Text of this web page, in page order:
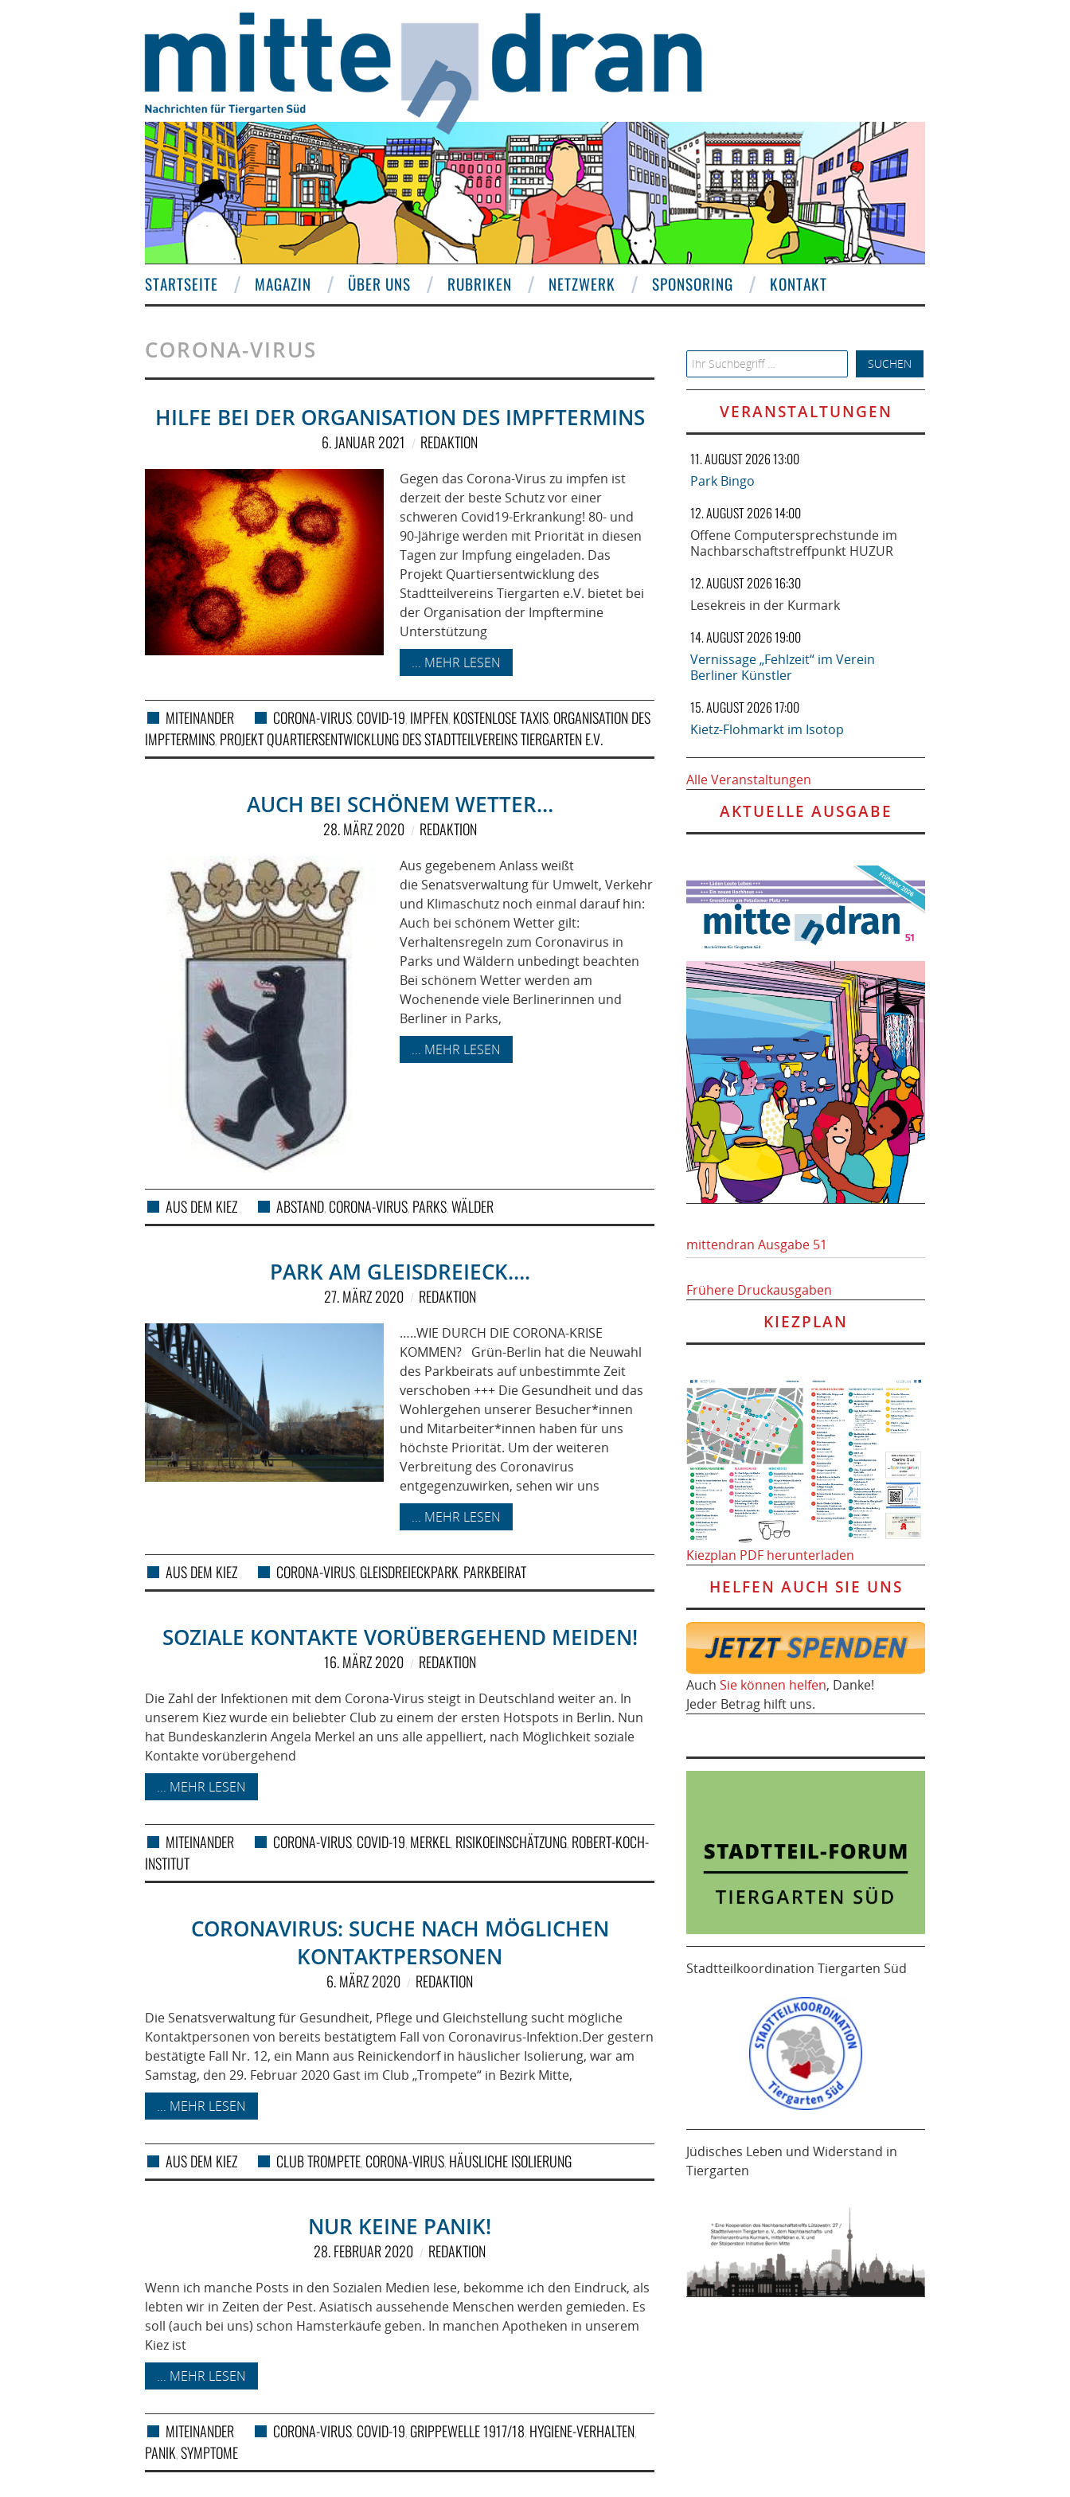
STARTSEITE MAGAZIN ÜBER UNS RUBRIKEN NETZWERK SPONSORING KONTAKT
CORONA-VIRUS
HILFE BEI DER ORGANISATION DES IMPFTERMINS
6. JANUAR 2021 REDAKTION
Gegen das Corona-Virus zu impfen ist
derzeit der beste Schutz vor einer
schweren Covid19-Erkrankung! 80- und
90-Jährige werden mit Priorität in diesen
Tagen zur Impfung eingeladen. Das
Projekt Quartiersentwicklung des
Stadtteilvereins Tiergarten e.V. bietet bei
der Organisation der Impftermine
Unterstützung
... MEHR LESEN
MITEINANDER CORONA-VIRUS, COVID-19, IMPFEN, KOSTENLOSE TAXIS, ORGANISATION DES
IMPFTERMINS, PROJEKT QUARTIERSENTWICKLUNG DES STADTTEILVEREINS TIERGARTEN E.V.
AUCH BEI SCHÖNEM WETTER…
28. MÄRZ 2020 REDAKTION
Aus gegebenem Anlass weißt
die Senatsverwaltung für Umwelt, Verkehr
und Klimaschutz noch einmal darauf hin:
Auch bei schönem Wetter gilt:
Verhaltensregeln zum Coronavirus in
Parks und Wäldern unbedingt beachten
Bei schönem Wetter werden am
Wochenende viele Berlinerinnen und
Berliner in Parks,
... MEHR LESEN
AUS DEM KIEZ ABSTAND, CORONA-VIRUS, PARKS,WÄLDER
PARK AM GLEISDREIECK….
27. MÄRZ 2020 REDAKTION
…..WIE DURCH DIE CORONA-KRISE
KOMMEN? Grün-Berlin hat die Neuwahl
des Parkbeirats auf unbestimmte Zeit
verschoben +++ Die Gesundheit und das
Wohlergehen unserer Besucher*innen
und Mitarbeiter*innen haben für uns
höchste Priorität. Um der weiteren
Verbreitung des Coronavirus
entgegenzuwirken, sehen wir uns
... MEHR LESEN
AUS DEM KIEZ CORONA-VIRUS, GLEISDREIECKPARK, PARKBEIRAT
SOZIALE KONTAKTE VORÜBERGEHEND MEIDEN!
16. MÄRZ 2020 REDAKTION
Die Zahl der Infektionen mit dem Corona-Virus steigt in Deutschland weiter an. In
unserem Kiez wurde ein beliebter Club zu einem der ersten Hotspots in Berlin. Nun
hat Bundeskanzlerin Angela Merkel an uns alle appelliert, nach Möglichkeit soziale
Kontakte vorübergehend
... MEHR LESEN
MITEINANDER CORONA-VIRUS, COVID-19, MERKEL , RISIKOEINSCHÄTZUNG, ROBERT-KOCH-
INSTITUT
CORONAVIRUS: SUCHE NACH MÖGLICHEN
KONTAKTPERSONEN
6. MÄRZ 2020 REDAKTION
Die Senatsverwaltung für Gesundheit, Pflege und Gleichstellung sucht mögliche
Kontaktpersonen von bereits bestätigtem Fall von Coronavirus-Infektion.Der gestern
bestätigte Fall Nr. 12, ein Mann aus Reinickendorf in häuslicher Isolierung, war am
Samstag, den 29. Februar 2020 Gast im Club „Trompete“ in Bezirk Mitte,
... MEHR LESEN
AUS DEM KIEZ CLUB TROMPETE, CORONA-VIRUS, HÄUSLICHE ISOLIERUNG
NUR KEINE PANIK!
28. FEBRUAR 2020 REDAKTION
Wenn ich manche Posts in den Sozialen Medien lese, bekomme ich den Eindruck, als
lebten wir in Zeiten der Pest. Asiatisch aussehende Menschen werden gemieden. Es
soll (auch bei uns) schon Hamsterkäufe geben. In manchen Apotheken in unserem
Kiez ist
... MEHR LESEN
MITEINANDER CORONA-VIRUS, COVID-19, GRIPPEWELLE 1917/18, HYGIENE-VERHALTEN,
PANIK,SYMPTOME
Search for:
VERANSTALTUNGEN
11. AUGUST 2026 13:00
Park Bingo
12. AUGUST 2026 14:00
Offene Computersprechstunde im
Nachbarschaftstreffpunkt HUZUR
12. AUGUST 2026 16:30
Lesekreis in der Kurmark
14. AUGUST 2026 19:00
Vernissage „Fehlzeit“ im Verein
Berliner Künstler
15. AUGUST 2026 17:00
Kietz-Flohmarkt im Isotop
Alle Veranstaltungen
AKTUELLE AUSGABE
mittendran Ausgabe 51
Frühere Druckausgaben
KIEZPLAN
Kiezplan PDF herunterladen
HELFEN AUCH SIE UNS
Auch Sie können helfen, Danke!
Jeder Betrag hilft uns.
Stadtteilkoordination Tiergarten Süd
Jüdisches Leben und Widerstand in
Tiergarten